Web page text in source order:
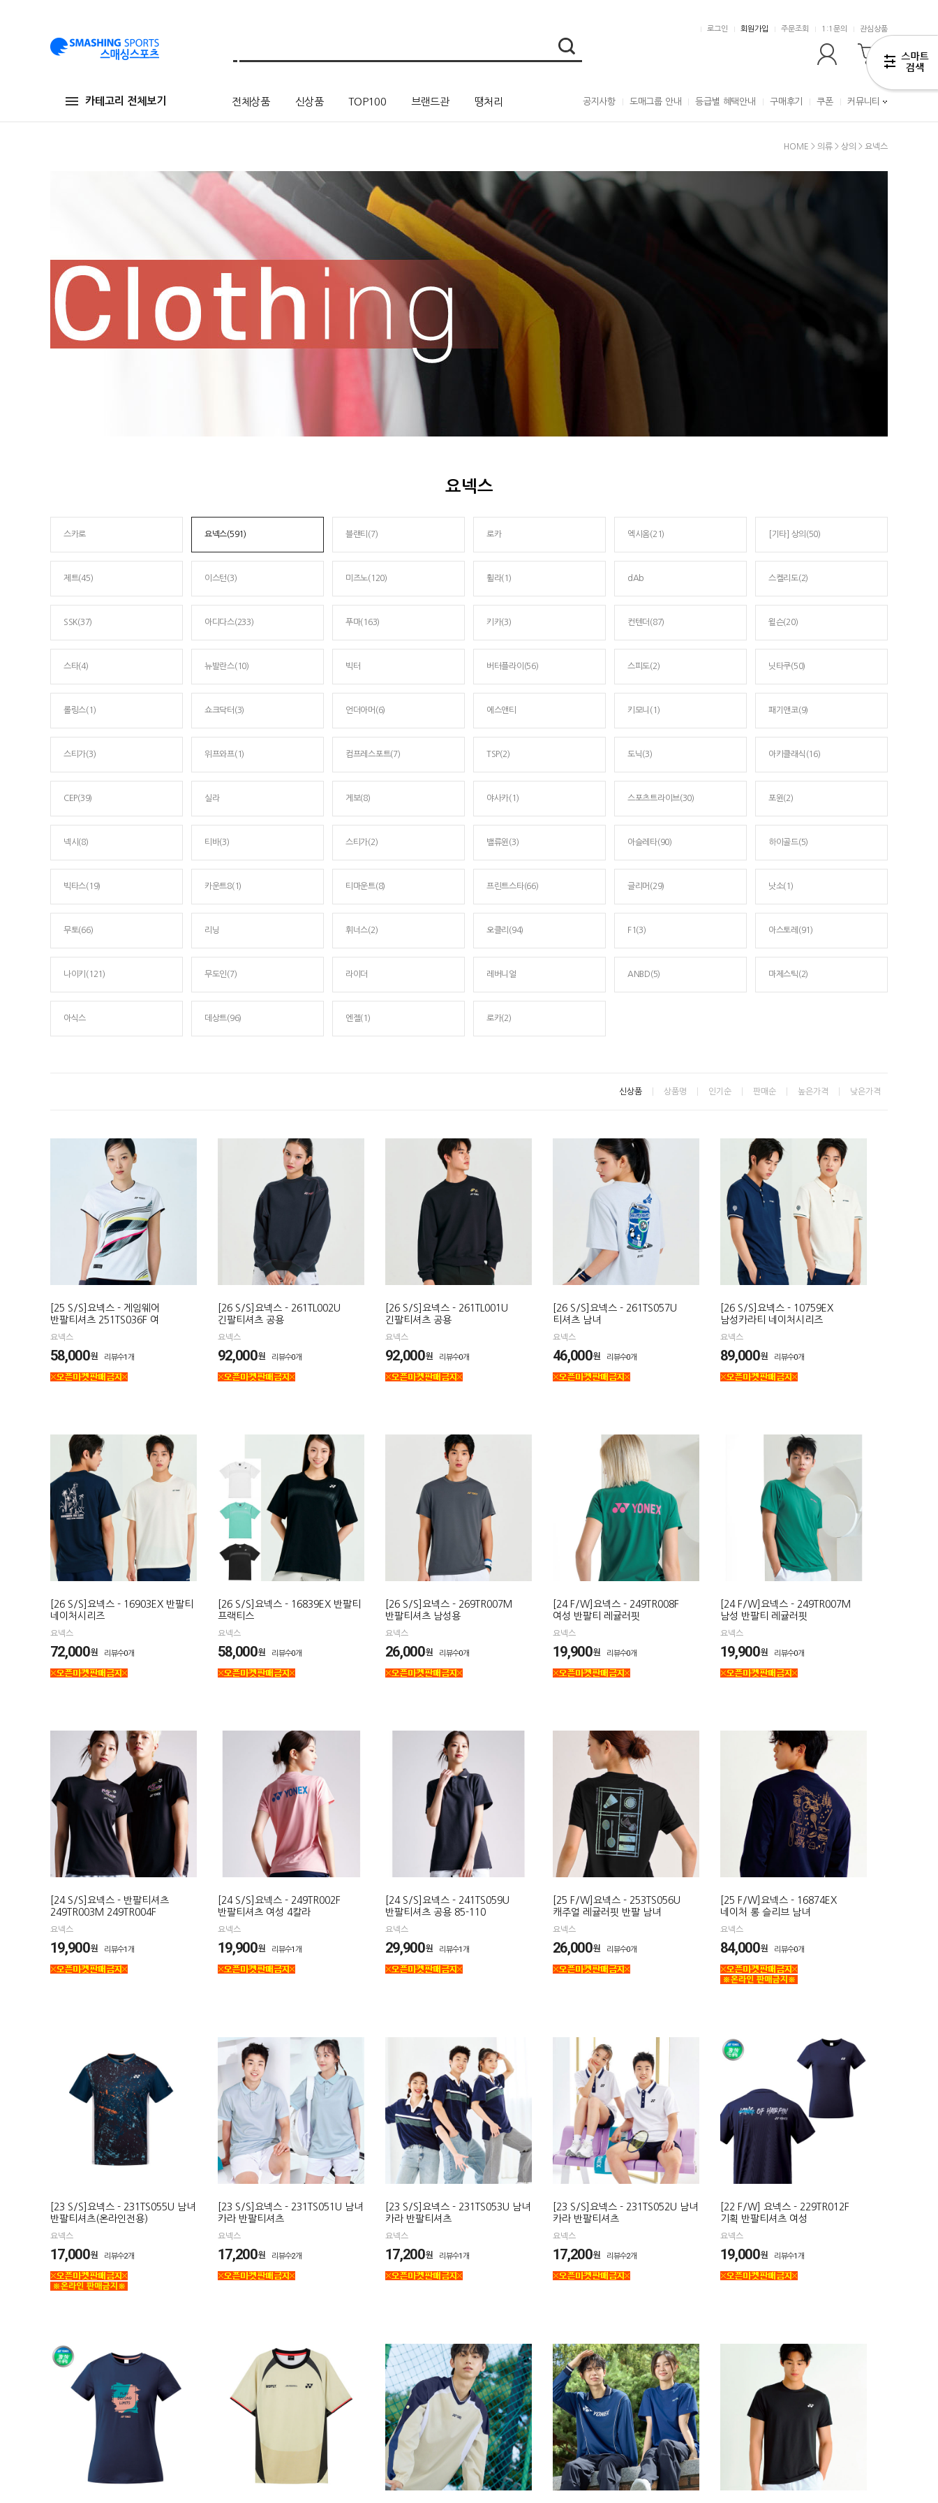
로그인 회원가입 주문조회 1:1문의 관심상품
카테고리 전체보기 전체상품 신상품 TOP100 브랜드관 땡처리 공지사항 도매그룹 안내 등급별 혜택안내 구매후기 쿠폰 커뮤니티
HOME > 의류 > 상의 > 요넥스
요넥스
스카로 요넥스(591) 블랜티(7) 로카 엑시옴(21) [기타] 상의(50)
제트(45) 이스턴(3) 미즈노(120) 휠라(1) dAb 스켈리도(2)
SSK(37) 아디다스(233) 푸마(163) 키카(3) 컨텐더(87) 윌슨(20)
스타(4) 뉴발란스(10) 빅터 버터플라이(56) 스피도(2) 닛타쿠(50)
롤링스(1) 쇼크닥터(3) 언더아머(6) 에스앤티 키모니(1) 패기앤코(9)
스티가(3) 위프와프(1) 컴프레스포트(7) TSP(2) 도닉(3) 아키클래식(16)
CEP(39) 실라 게보(8) 야사카(1) 스포츠트라이브(30) 포윈(2)
넥시(8) 티바(3) 스티가(2) 밸류윈(3) 아슬레타(90) 하이골드(5)
빅타스(19) 카운트8(1) 티마운트(8) 프린트스타(66) 글리머(29) 낫소(1)
무토(66) 리닝 휘너스(2) 오클리(94) F1(3) 아스토레(91)
나이키(121) 무도인(7) 라이더 레버니얼 ANBD(5) 마제스틱(2)
아식스 데상트(96) 엔젤(1) 로카(2)
신상품 상품명 인기순 판매순 높은가격 낮은가격
[25 S/S]요넥스 - 게임웨어
반팔티셔츠 251TS036F 여
요넥스
58,000원 리뷰수1개
[26 S/S]요넥스 - 261TL002U
긴팔티셔츠 공용
요넥스
92,000원 리뷰수0개
[26 S/S]요넥스 - 261TL001U
긴팔티셔츠 공용
요넥스
92,000원 리뷰수0개
[26 S/S]요넥스 - 261TS057U
티셔츠 남녀
요넥스
46,000원 리뷰수0개
[26 S/S]요넥스 - 10759EX
남성카라티 네이처시리즈
요넥스
89,000원 리뷰수0개
[26 S/S]요넥스 - 16903EX 반팔티
네이처시리즈
요넥스
72,000원 리뷰수0개
[26 S/S]요넥스 - 16839EX 반팔티
프랙티스
요넥스
58,000원 리뷰수0개
[26 S/S]요넥스 - 269TR007M
반팔티셔츠 남성용
요넥스
26,000원 리뷰수0개
[24 F/W]요넥스 - 249TR008F
여성 반팔티 레귤러핏
요넥스
19,900원 리뷰수0개
[24 F/W]요넥스 - 249TR007M
남성 반팔티 레귤러핏
요넥스
19,900원 리뷰수0개
[24 S/S]요넥스 - 반팔티셔츠
249TR003M 249TR004F
요넥스
19,900원 리뷰수1개
[24 S/S]요넥스 - 249TR002F
반팔티셔츠 여성 4칼라
요넥스
19,900원 리뷰수1개
[24 S/S]요넥스 - 241TS059U
반팔티셔츠 공용 85-110
요넥스
29,900원 리뷰수1개
[25 F/W]요넥스 - 253TS056U
캐주얼 레귤러핏 반팔 남녀
요넥스
26,000원 리뷰수0개
[25 F/W]요넥스 - 16874EX
네이처 롱 슬리브 남녀
요넥스
84,000원 리뷰수0개
[23 S/S]요넥스 - 231TS055U 남녀
반팔티셔츠(온라인전용)
요넥스
17,000원 리뷰수2개
[23 S/S]요넥스 - 231TS051U 남녀
카라 반팔티셔츠
요넥스
17,200원 리뷰수2개
[23 S/S]요넥스 - 231TS053U 남녀
카라 반팔티셔츠
요넥스
17,200원 리뷰수1개
[23 S/S]요넥스 - 231TS052U 남녀
카라 반팔티셔츠
요넥스
17,200원 리뷰수2개
[22 F/W] 요넥스 - 229TR012F
기획 반팔티셔츠 여성
요넥스
19,000원 리뷰수1개